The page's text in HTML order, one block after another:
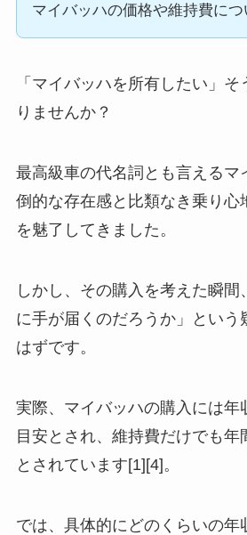
マイバッハの価格や維持費につ
「マイバッハを所有したい」
りませんか？
最高級車の代名詞とも言えるマ
倒的な存在感と比類なき乗り心
を魅了してきました。
しかし、その購入を考えた瞬間
に手が届くのだろうか」という
はずです。
実際、マイバッハの購入には年
目安とされ、維持費だけでも年
とされています[1][4]。
では、具体的にどのくらいの年